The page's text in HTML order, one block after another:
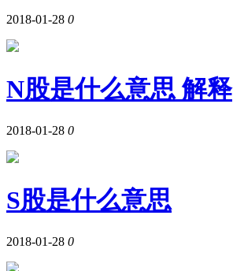
2018-01-28 0
N股是什么意思 解释
2018-01-28 0
S股是什么意思
2018-01-28 0